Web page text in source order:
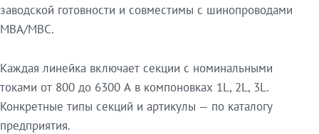
заводской готовности и совместимы с шинопроводами
МВА/МВС.
Каждая линейка включает секции с номинальными
токами от 800 до 6300 А в компоновках 1L, 2L, 3L.
Конкретные типы секций и артикулы — по каталогу
предприятия.